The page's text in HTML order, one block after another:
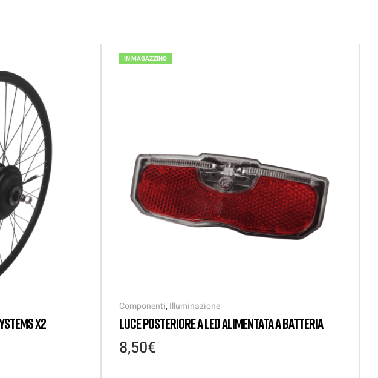
X2
IN MAGAZZINO
Componenti, Illuminazione
LUCE POSTERIORE A LED ALIMENTATA A BATTERIA
8,50€